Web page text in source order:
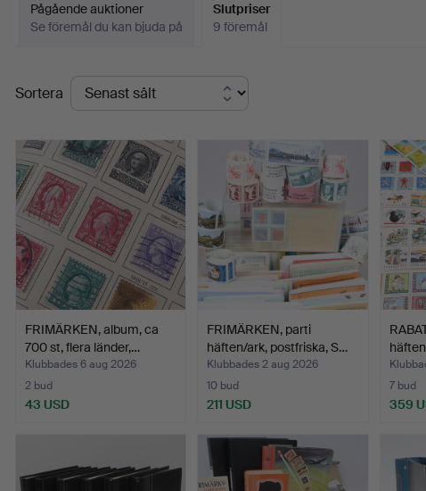
Pågående auktioner
Se föremål du kan bjuda på
Slutpriser
9 föremål
Slutpriser
Sortera
FRIMÄRKEN, album, ca
700 st, flera länder,…
Klubbades 6 aug 2026
2 bud
43 USD
FRIMÄRKEN, parti
häften/ark, postfriska, S…
Klubbades 2 aug 2026
10 bud
211 USD
7 bud
359